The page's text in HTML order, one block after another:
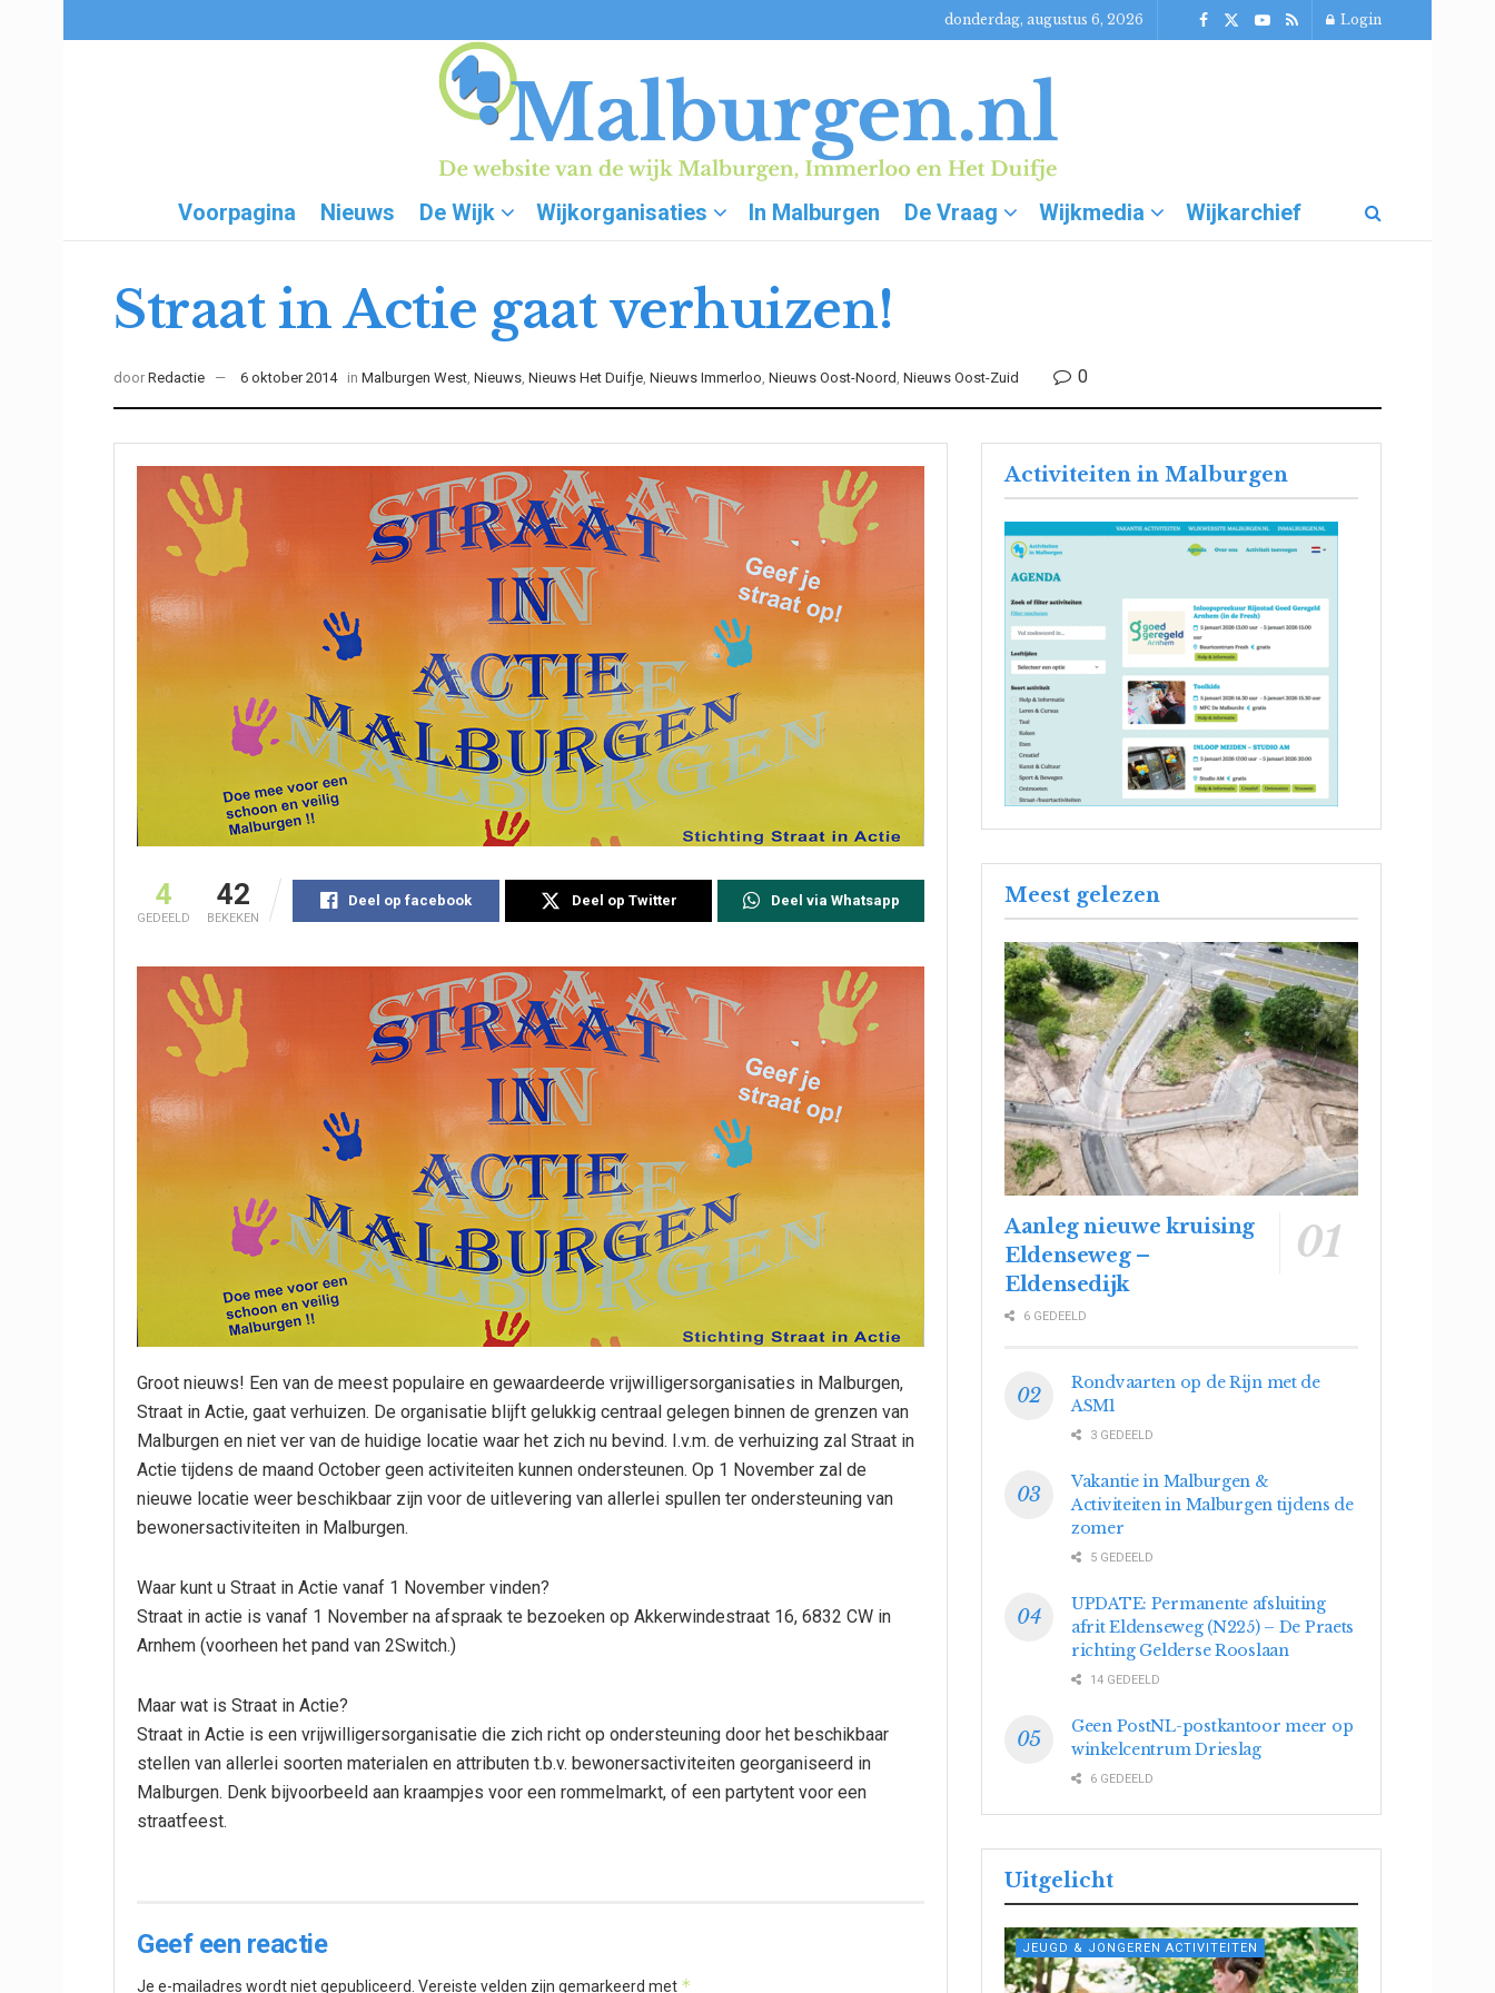
donderdag, augustus 6, 2026 Login
Voorpagina Nieuws De Wijk Wijkorganisaties In Malburgen De Vraag Wijkmedia Wijkarchief
Straat in Actie gaat verhuizen!
door Redactie 6 oktober 2014 in Malburgen West, Nieuws, Nieuws Het Duifje, Nieuws Immerloo, Nieuws Oost-Noord , Nieuws Oost-Zuid 0
4
GEDEELD
42
BEKEKEN
Deel op facebook Deel op Twitter Deel via Whatsapp
Groot nieuws! Een van de meest populaire en gewaardeerde vrijwilligersorganisaties in Malburgen,
Straat in Actie, gaat verhuizen. De organisatie blijft gelukkig centraal gelegen binnen de grenzen van
Malburgen en niet ver van de huidige locatie waar het zich nu bevind. I.v.m. de verhuizing zal Straat in
Actie tijdens de maand October geen activiteiten kunnen ondersteunen. Op 1 November zal de
nieuwe locatie weer beschikbaar zijn voor de uitlevering van allerlei spullen ter ondersteuning van
bewonersactiviteiten in Malburgen.
Waar kunt u Straat in Actie vanaf 1 November vinden?
Straat in actie is vanaf 1 November na afspraak te bezoeken op Akkerwindestraat 16, 6832 CW in
Arnhem (voorheen het pand van 2Switch.)
Maar wat is Straat in Actie?
Straat in Actie is een vrijwilligersorganisatie die zich richt op ondersteuning door het beschikbaar
stellen van allerlei soorten materialen en attributen t.b.v. bewonersactiviteiten georganiseerd in
Malburgen. Denk bijvoorbeeld aan kraampjes voor een rommelmarkt, of een partytent voor een
straatfeest.
Geef een reactie
Je e-mailadres wordt niet gepubliceerd. Vereiste velden zijn gemarkeerd met *
Activiteiten in Malburgen
Meest gelezen
Aanleg nieuwe kruising
Eldenseweg –
Eldensedijk
6 GEDEELD
Rondvaarten op de Rijn met de
ASM1
3 GEDEELD
Vakantie in Malburgen &
Activiteiten in Malburgen tijdens de
zomer
5 GEDEELD
UPDATE: Permanente afsluiting
afrit Eldenseweg (N225) – De Praets
richting Gelderse Rooslaan
14 GEDEELD
Geen PostNL-postkantoor meer op
winkelcentrum Drieslag
6 GEDEELD
Uitgelicht
JEUGD & JONGEREN ACTIVITEITEN